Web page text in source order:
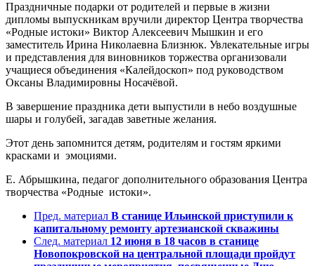
Праздничные подарки от родителей и первые в жизни
дипломы выпускникам вручили директор Центра творчества
«Родные истоки» Виктор Алексеевич Мышкин и его
заместитель Ирина Николаевна Близнюк. Увлекательные игры
и представления для виновников торжества организовали
учащиеся объединения «Калейдоскоп» под руководством
Оксаны Владимировны Носачёвой.
В завершение праздника дети выпустили в небо воздушные
шары и голубей, загадав заветные желания.
Этот день запомнится детям, родителям и гостям яркими
красками и эмоциями.
Е. Абрышкина, педагог дополнительного образования Центра
творчества «Родные истоки».
Пред. материал В станице Ильинской приступили к
капитальному ремонту артезианской скважины
След. материал 12 июня в 18 часов в станице
Новопокровской на центральной площади пройдут